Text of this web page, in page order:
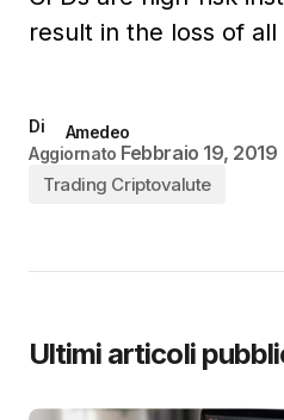
result in the loss of
Di
Amedeo
Aggiornato Febbraio 19, 2019
Trading Criptovalute
Ultimi articoli